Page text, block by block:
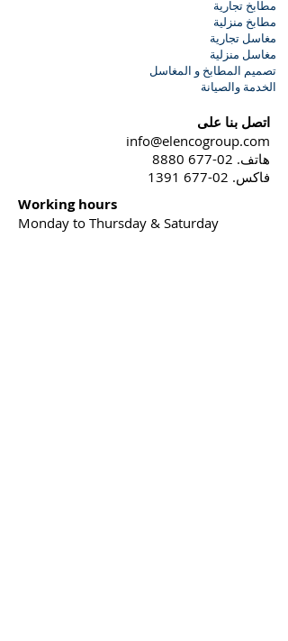
اتصل بنا على
info@elencogroup.com
هاتف. 02-677 8880
فاكس. 02-677 1391
مطابخ تجارية
مطابخ منزلية
مغاسل تجارية
مغاسل منزلية
تصميم المطابخ و المغاسل
الخدمة والصيانة
Working hours
Monday to Thursday & Saturday